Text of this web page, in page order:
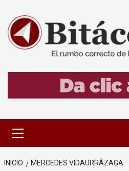
contenido
primario
INICIO MERCEDES VIDAURRÁZAGA